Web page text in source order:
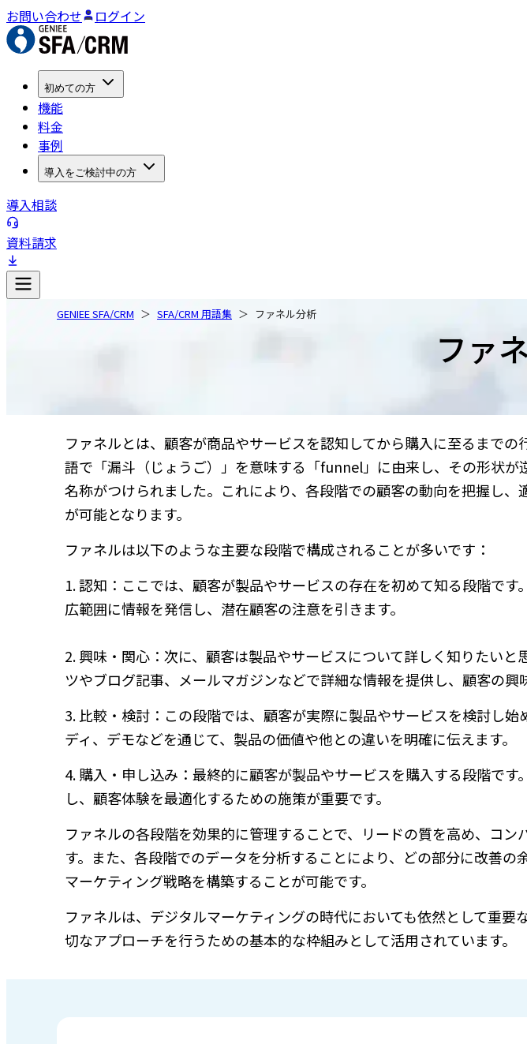
お問い合わせ ログイン
初めての方
機能
料金
事例
導入をご検討中の方
導入相談
資料請求
GENIEE SFA/CRM SFA/CRM 用語集 ファネル分析
ファ
ファネルとは、顧客が商品やサービスを認知してから購入に至るまで
語で「漏斗（じょうご）」を意味する「funnel」に由来し、その形状が
名称がつけられました。これにより、各段階での顧客の動向を把握し、
が可能となります。
ファネルは以下のような主要な段階で構成されることが多いです：
1. 認知：ここでは、顧客が製品やサービスの存在を初めて知る段階です
広範囲に情報を発信し、潜在顧客の注意を引きます。
2. 興味・関心：次に、顧客は製品やサービスについて詳しく知りたい
ツやブログ記事、メールマガジンなどで詳細な情報を提供し、顧客の興
3. 比較・検討：この段階では、顧客が実際に製品やサービスを検討し
ディ、デモなどを通じて、製品の価値や他との違いを明確に伝えます。
4. 購入・申し込み：最終的に顧客が製品やサービスを購入する段階で
し、顧客体験を最適化するための施策が重要です。
ファネルの各段階を効果的に管理することで、リードの質を高め、コン
す。また、各段階でのデータを分析することにより、どの部分に改善
マーケティング戦略を構築することが可能です。
ファネルは、デジタルマーケティングの時代においても依然として重要
切なアプローチを行うための基本的な枠組みとして活用されています。